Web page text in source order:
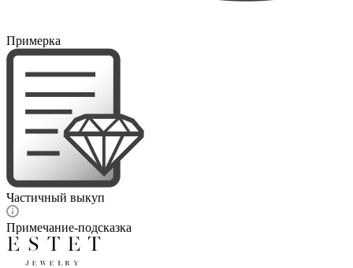
Примерка
Частичный выкуп
Примечание-подсказка